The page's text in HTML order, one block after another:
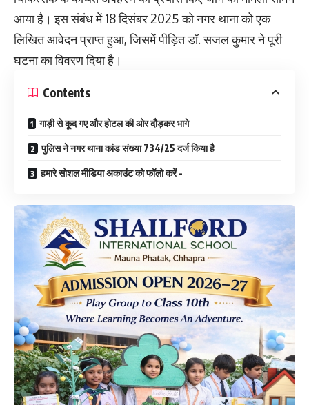
आया है। इस संबंध में 18 दिसंबर 2025 को नगर थाना को एक
लिखित आवेदन प्राप्त हुआ, जिसमें पीड़ित डॉ. सजल कुमार ने पूरी
घटना का विवरण दिया है।
Contents
गाड़ी से कूद गए और होटल की ओर दौड़कर भागे
पुलिस ने नगर थाना कांड संख्या 734/25 दर्ज किया है
हमारे सोशल मीडिया अकाउंट को फॉलो करें -